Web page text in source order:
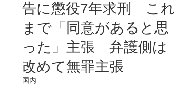
告に懲役7年求刑 これ
まで「同意があると思
った」主張 弁護側は
改めて無罪主張
国内